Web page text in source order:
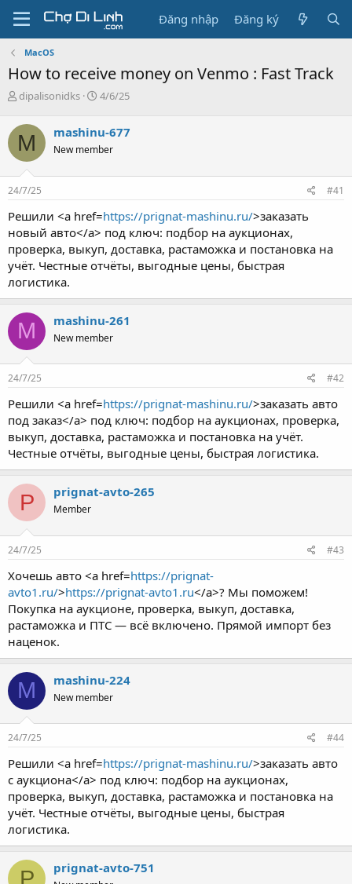
Đăng nhập Đăng ký
MacOS
How to receive money on Venmo : Fast Track
T
r
e
a
d
s
t
r
t
e
r
dipalisonidks
N
y
g
i
4/6/25
M mashinu-677
New member
24/7/25 #41
Решили <a href=https://prignat-mashinu.ru/>заказать
новый авто</a> под ключ: подбор на аукционах,
проверка, выкуп, доставка, растаможка и постановка на
учёт. Честные отчёты, выгодные цены, быстрая
логистика.
M mashinu-261
New member
24/7/25 #42
Решили <a href=https://prignat-mashinu.ru/>заказать авто
под заказ</a> под ключ: подбор на аукционах, проверка,
выкуп, доставка, растаможка и постановка на учёт.
Честные отчёты, выгодные цены, быстрая логистика.
P prignat-avto-265
Member
24/7/25 #43
Хочешь авто <a href=https://prignat-
avto1.ru/>https://prignat-avto1.ru</a>? Мы поможем!
Покупка на аукционе, проверка, выкуп, доставка,
растаможка и ПТС — всё включено. Прямой импорт без
наценок.
M mashinu-224
New member
24/7/25 #44
Решили <a href=https://prignat-mashinu.ru/>заказать авто
с аукциона</a> под ключ: подбор на аукционах,
проверка, выкуп, доставка, растаможка и постановка на
учёт. Честные отчёты, выгодные цены, быстрая
логистика.
P prignat-avto-751